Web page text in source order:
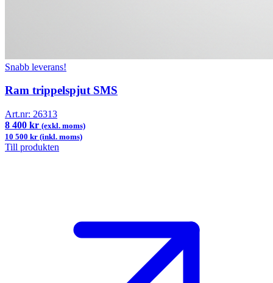
Snabb leverans!
Ram trippelspjut SMS
Art.nr: 26313
8 400 kr (exkl. moms)
10 500 kr (inkl. moms)
Till produkten